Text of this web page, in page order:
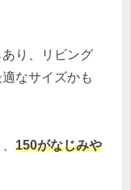
り、リビング
なサイズかも
150がなじみや